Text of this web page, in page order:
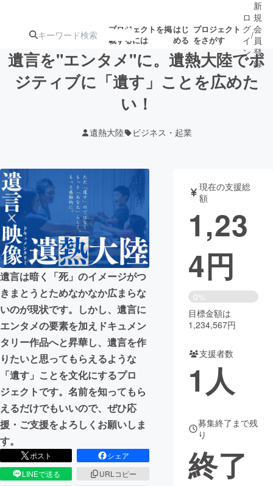
プロジェクトを掲
載するには
はじ
める
プロジェクト
をさがす
注目の新着プロ
テクノロジー・ガジェット
映像・映画 書籍・雑誌
ビジネス・起業 チャレンジ
まちづくり・地域活性化
CAMPFIRE for Social Good
CAMPFIRE Creation
CAMPFIREふるさと納税
コミュニティ
ロ
グ
イ
ン
/
新
規
会
員
登
録
遺言を"エンタメ"に。遺熱大陸でポ
ジティブに「遺す」ことを広めた
い！
遺熱大陸 ビジネス・起業
遺言は暗く「死」のイメージがつ
きまとうとためなかなか広まらな
いのが現状です。しかし、遺言に
エンタメの要素を加えドキュメン
タリー作品へと昇華し、遺言を作
りたいと思ってもらえるような
「遺す」ことを文化にするプロ
ジェクトです。名前を知ってもら
えるだけでもいいので、ぜひ応
援・ご支援をよろしくお願いしま
す。
ポスト
シェア
LINEで送る
URLコピー
現在の支援総
額
1,23
4円
0%
目標金額は
1,234,567円
支援者数
1人
募集終了まで残
り
終了